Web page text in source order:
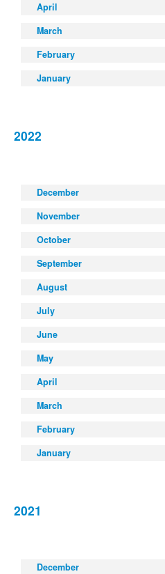
April
March
February
January
2022
December
November
October
September
August
July
June
May
April
March
February
January
2021
December